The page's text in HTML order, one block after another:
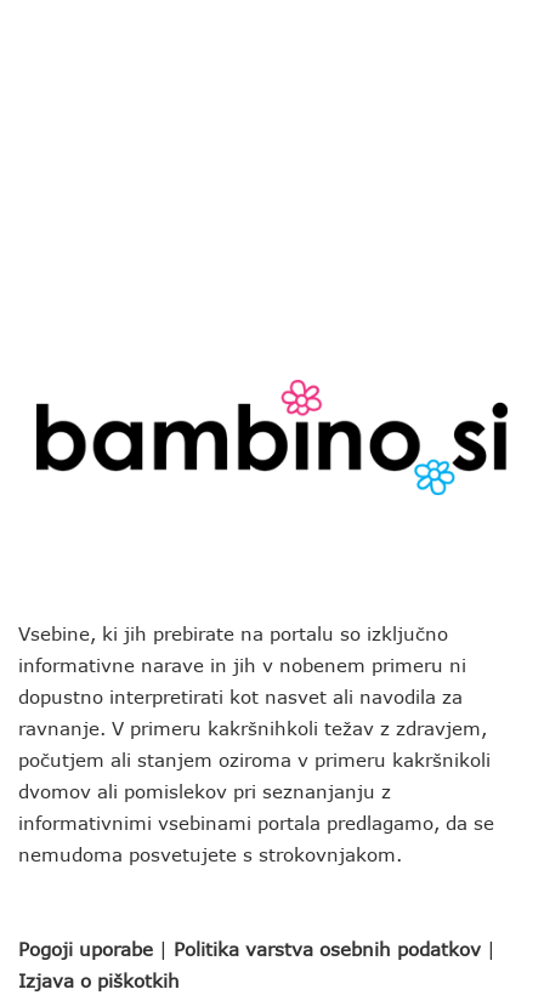
Vsebine, ki jih prebirate na portalu so izključno
informativne narave in jih v nobenem primeru ni
dopustno interpretirati kot nasvet ali navodila za
ravnanje. V primeru kakršnihkoli težav z zdravjem,
počutjem ali stanjem oziroma v primeru kakršnikoli
dvomov ali pomislekov pri seznanjanju z
informativnimi vsebinami portala predlagamo, da se
nemudoma posvetujete s strokovnjakom.
Pogoji uporabe | Politika varstva osebnih podatkov |
Izjava o piškotkih